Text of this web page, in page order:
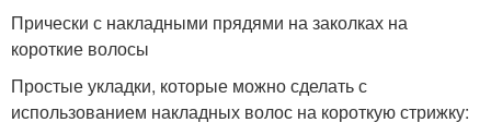
Прически с накладными прядями на заколках на
короткие волосы
Простые укладки, которые можно сделать с
использованием накладных волос на короткую стрижку: